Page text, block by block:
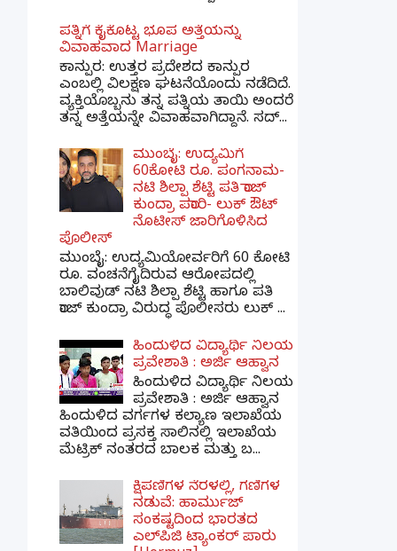
ಪತ್ನಿಗೆ ಕೈಕೊಟ್ಟ ಭೂಪ ಅತ್ತೆಯನ್ನು
ವಿವಾಹವಾದ Marriage
ಕಾನ್ಪುರ: ಉತ್ತರ ಪ್ರದೇಶದ ಕಾನ್ಪುರ
ಎಂಬಲ್ಲಿ ವಿಲಕ್ಷಣ ಘಟನೆಯೊಂದು ನಡೆದಿದೆ.
ವ್ಯಕ್ತಿಯೊಬ್ಬನು ತನ್ನ ಪತ್ನಿಯ ತಾಯಿ ಅಂದರೆ
ತನ್ನ ಅತ್ತೆಯನ್ನೇ ವಿವಾಹವಾಗಿದ್ದಾನೆ. ಸದ್...
ಮುಂಬೈ: ಉದ್ಯಮಿಗೆ
60ಕೋಟಿ ರೂ. ಪಂಗನಾಮ-
ನಟಿ ಶಿಲ್ಪಾ ಶೆಟ್ಟಿ ಪತಿ ರಾಜ್
ಕುಂದ್ರಾ ಪರಾರಿ- ಲುಕ್ ಔಟ್
ನೊಟೀಸ್ ಜಾರಿಗೊಳಿಸಿದ
ಪೊಲೀಸ್
ಮುಂಬೈ: ಉದ್ಯಮಿಯೋರ್ವರಿಗೆ 60 ಕೋಟಿ
ರೂ. ವಂಚನೆಗೈದಿರುವ ಆರೋಪದಲ್ಲಿ
ಬಾಲಿವುಡ್ ನಟಿ ಶಿಲ್ಪಾ ಶೆಟ್ಟಿ ಹಾಗೂ ಪತಿ
ರಾಜ್ ಕುಂದ್ರಾ ವಿರುದ್ಧ ಪೊಲೀಸರು ಲುಕ್ ...
ಹಿಂದುಳಿದ ವಿದ್ಯಾರ್ಥಿ ನಿಲಯ
ಪ್ರವೇಶಾತಿ : ಅರ್ಜಿ ಆಹ್ವಾನ
ಹಿಂದುಳಿದ ವಿದ್ಯಾರ್ಥಿ ನಿಲಯ
ಪ್ರವೇಶಾತಿ : ಅರ್ಜಿ ಆಹ್ವಾನ
ಹಿಂದುಳಿದ ವರ್ಗಗಳ ಕಲ್ಯಾಣ ಇಲಾಖೆಯ
ವತಿಯಿಂದ ಪ್ರಸಕ್ತ ಸಾಲಿನಲ್ಲಿ ಇಲಾಖೆಯ
ಮೆಟ್ರಿಕ್ ನಂತರದ ಬಾಲಕ ಮತ್ತು ಬ...
ಕ್ಷಿಪಣಿಗಳ ನೆರಳಲ್ಲಿ, ಗಣಿಗಳ
ನಡುವೆ: ಹಾರ್ಮುಜ್
ಸಂಕಷ್ಟದಿಂದ ಭಾರತದ
ಎಲ್‌ಪಿಜಿ ಟ್ಯಾಂಕರ್ ಪಾರು